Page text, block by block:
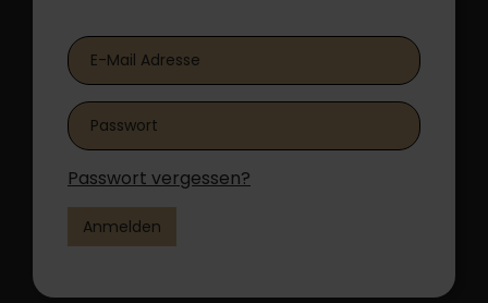
Passwort vergessen?
Anmelden